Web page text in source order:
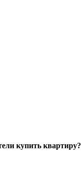
купить квартиру?